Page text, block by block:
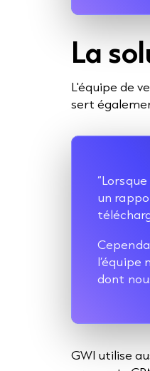
La
L'équipe de
sert
un
dont
GWI utilise